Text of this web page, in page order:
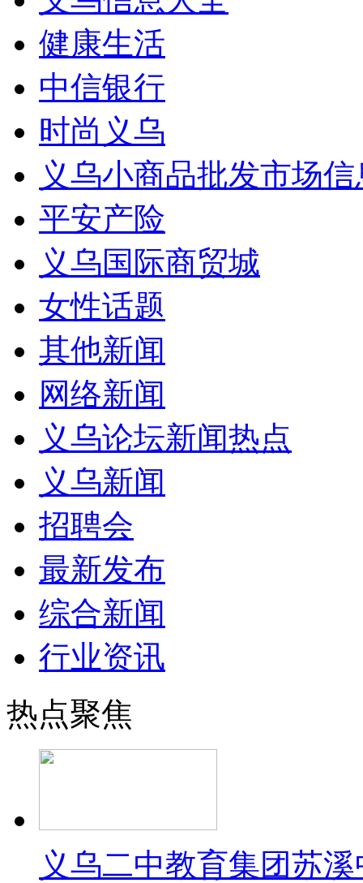
健康生活
中信银行
时尚义乌
义乌小商品批发市场
平安产险
义乌国际商贸城
女性话题
其他新闻
网络新闻
义乌论坛新闻热点
义乌新闻
招聘会
最新发布
综合新闻
行业资讯
热点聚焦
义乌二中教育集团苏